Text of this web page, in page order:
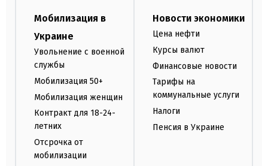
Мобилизация в
Украине
Увольнение с военной
службы
Мобилизация 50+
Мобилизация женщин
Контракт для 18-24-
летних
Отсрочка от
мобилизации
Новости экономики
Цена нефти
Курсы валют
Финансовые новости
Тарифы на
коммунальные услуги
Налоги
Пенсия в Украине